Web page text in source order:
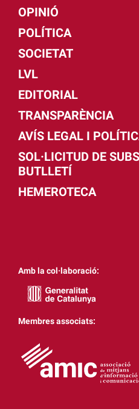
OPINIÓ
POLÍTICA
SOCIETAT
LVL
EDITORIAL
TRANSPARÈNCIA
AVÍS LEGAL I
SOL·LICITUD DE
BUTLLETÍ
HEMEROTECA
Amb la col·laboració:
Membres associats: